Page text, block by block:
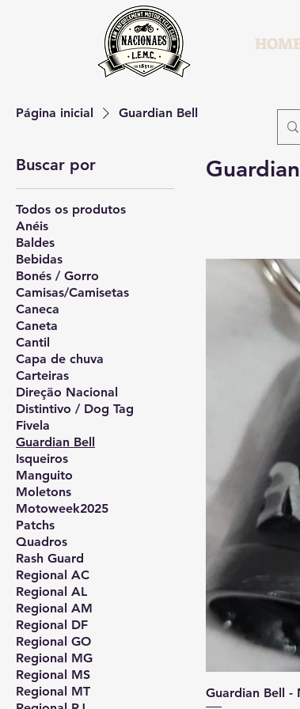
Página inicial Guardian Bell
Buscar por
Todos os produtos
Anéis
Baldes
Bebidas
Bonés / Gorro
Camisas/Camisetas
Caneca
Caneta
Cantil
Capa de chuva
Carteiras
Direção Nacional
Distintivo / Dog Tag
Fivela
Guardian Bell
Isqueiros
Manguito
Moletons
Motoweek2025
Patchs
Quadros
Rash Guard
Regional AC
Regional AL
Regional AM
Regional DF
Regional GO
Regional MG
Regional MS
Regional MT
Guardian Bell -